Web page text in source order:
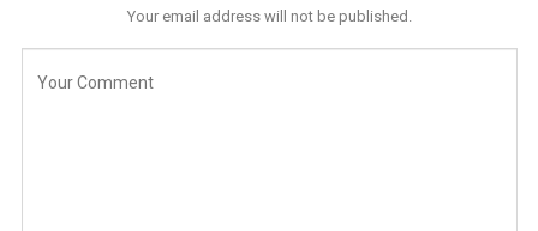
Your email address will not be published.